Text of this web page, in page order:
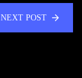
NEXT POST